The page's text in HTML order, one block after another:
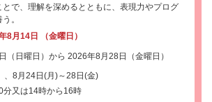
で、理解を深めるとともに、表現力やプログ
。
8月14日 （金曜日）
（日曜日）から 2026年8月28日（金曜日）
、8月24日(月)～28日(金)
又は14時から16時